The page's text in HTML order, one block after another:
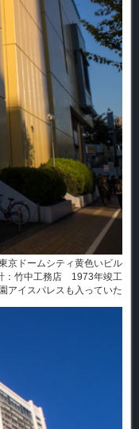
京ドームシティ黄色いビル
：竹中工務店 1973年竣工
イスパレスも入っていた